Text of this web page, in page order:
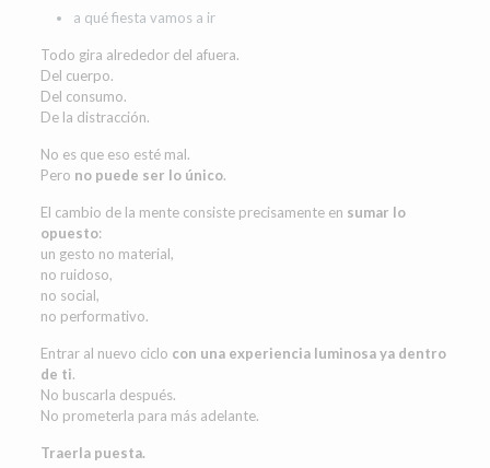
a qué fiesta vamos a ir
Todo gira alrededor del afuera.
Del cuerpo.
Del consumo.
De la distracción.
No es que eso esté mal.
Pero no puede ser lo único.
El cambio de la mente consiste precisamente en sumar lo
opuesto:
un gesto no material,
no ruidoso,
no social,
no performativo.
Entrar al nuevo ciclo con una experiencia luminosa ya dentro
de ti.
No buscarla después.
No prometerla para más adelante.
Traerla puesta.